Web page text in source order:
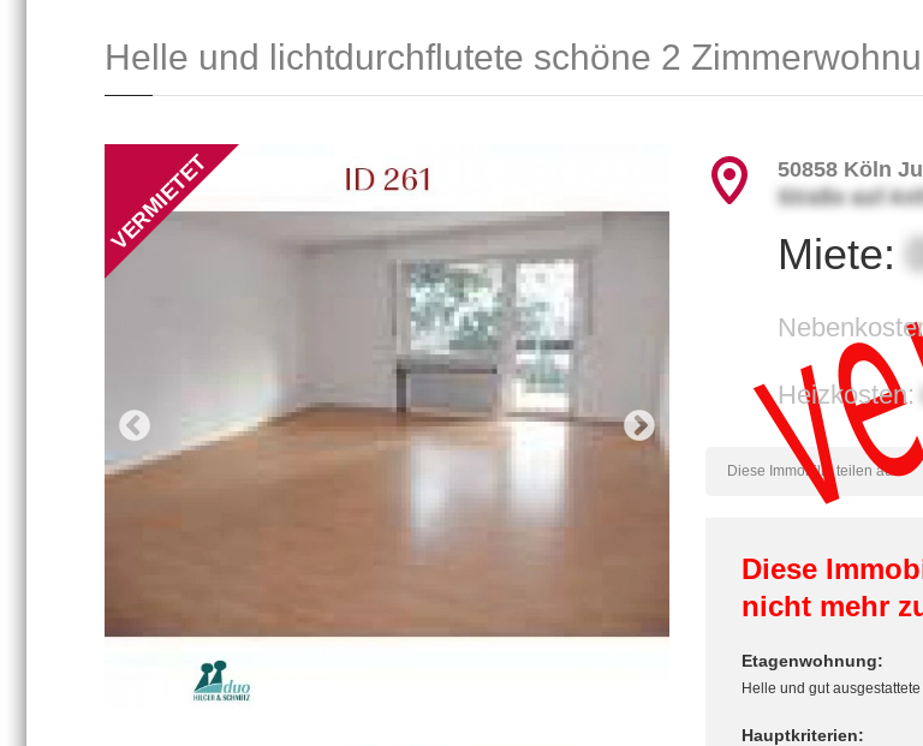
Helle und lichtdurchflutete schöne 2
50858 Köln
Straße auf
Miete:
Heizkosten:
Diese Immobilie teilen auf:
Diese
nicht mehr
Etagenwohnung:
Helle und gut
Hauptkriterien: